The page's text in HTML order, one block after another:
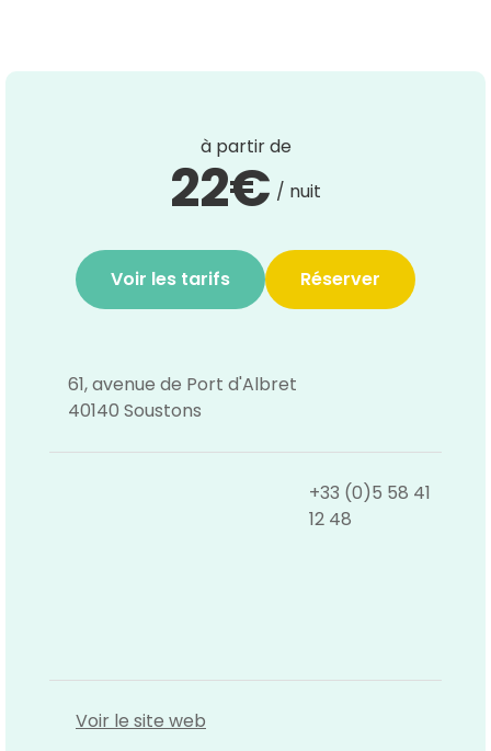
à partir de
22€ / nuit
Voir les tarifs Réserver
61, avenue de Port d'Albret
40140 Soustons
+33 (0)5 58 41
12 48
Voir le site web